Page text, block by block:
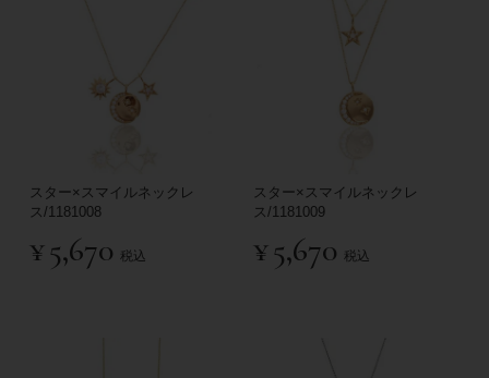
スター×スマイルネックレ
ス/1181008
¥5,670 税込
スター×スマイルネックレ
ス/1181009
¥5,670 税込